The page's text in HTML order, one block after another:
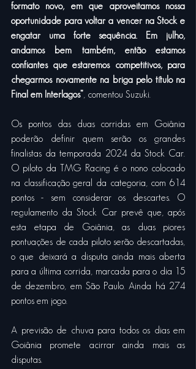
formato novo, em que aproveitamos nossa
oportunidade para voltar a vencer na Stock e
engatar uma forte sequência. Em julho,
andamos bem também, então estamos
confiantes que estaremos competitivos, para
chegarmos novamente na briga pelo título na
Final em Interlagos”, comentou Suzuki.
Os pontos das duas corridas em Goiânia
poderão definir quem serão os grandes
finalistas da temporada 2024 da Stock Car.
O piloto da TMG Racing é o nono colocado
na classificação geral da categoria, com 614
pontos - sem considerar os descartes. O
regulamento da Stock Car prevê que, após
esta etapa de Goiânia, as duas piores
pontuações de cada piloto serão descartadas,
o que deixará a disputa ainda mais aberta
para a última corrida, marcada para o dia 15
de dezembro, em São Paulo. Ainda há 274
pontos em jogo.
A previsão de chuva para todos os dias em
Goiânia promete acirrar ainda mais as
disputas.